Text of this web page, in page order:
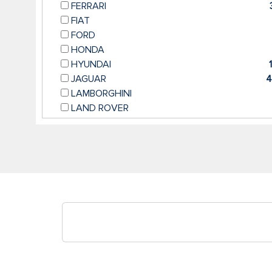
FERRARI
FIAT
FORD
HONDA
HYUNDAI
JAGUAR
LAMBORGHINI
LAND ROVER
SEAT